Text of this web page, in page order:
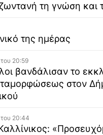
τη γνώση και
της ημέρας
20:59
βανδάλισαν το
στον
20:44